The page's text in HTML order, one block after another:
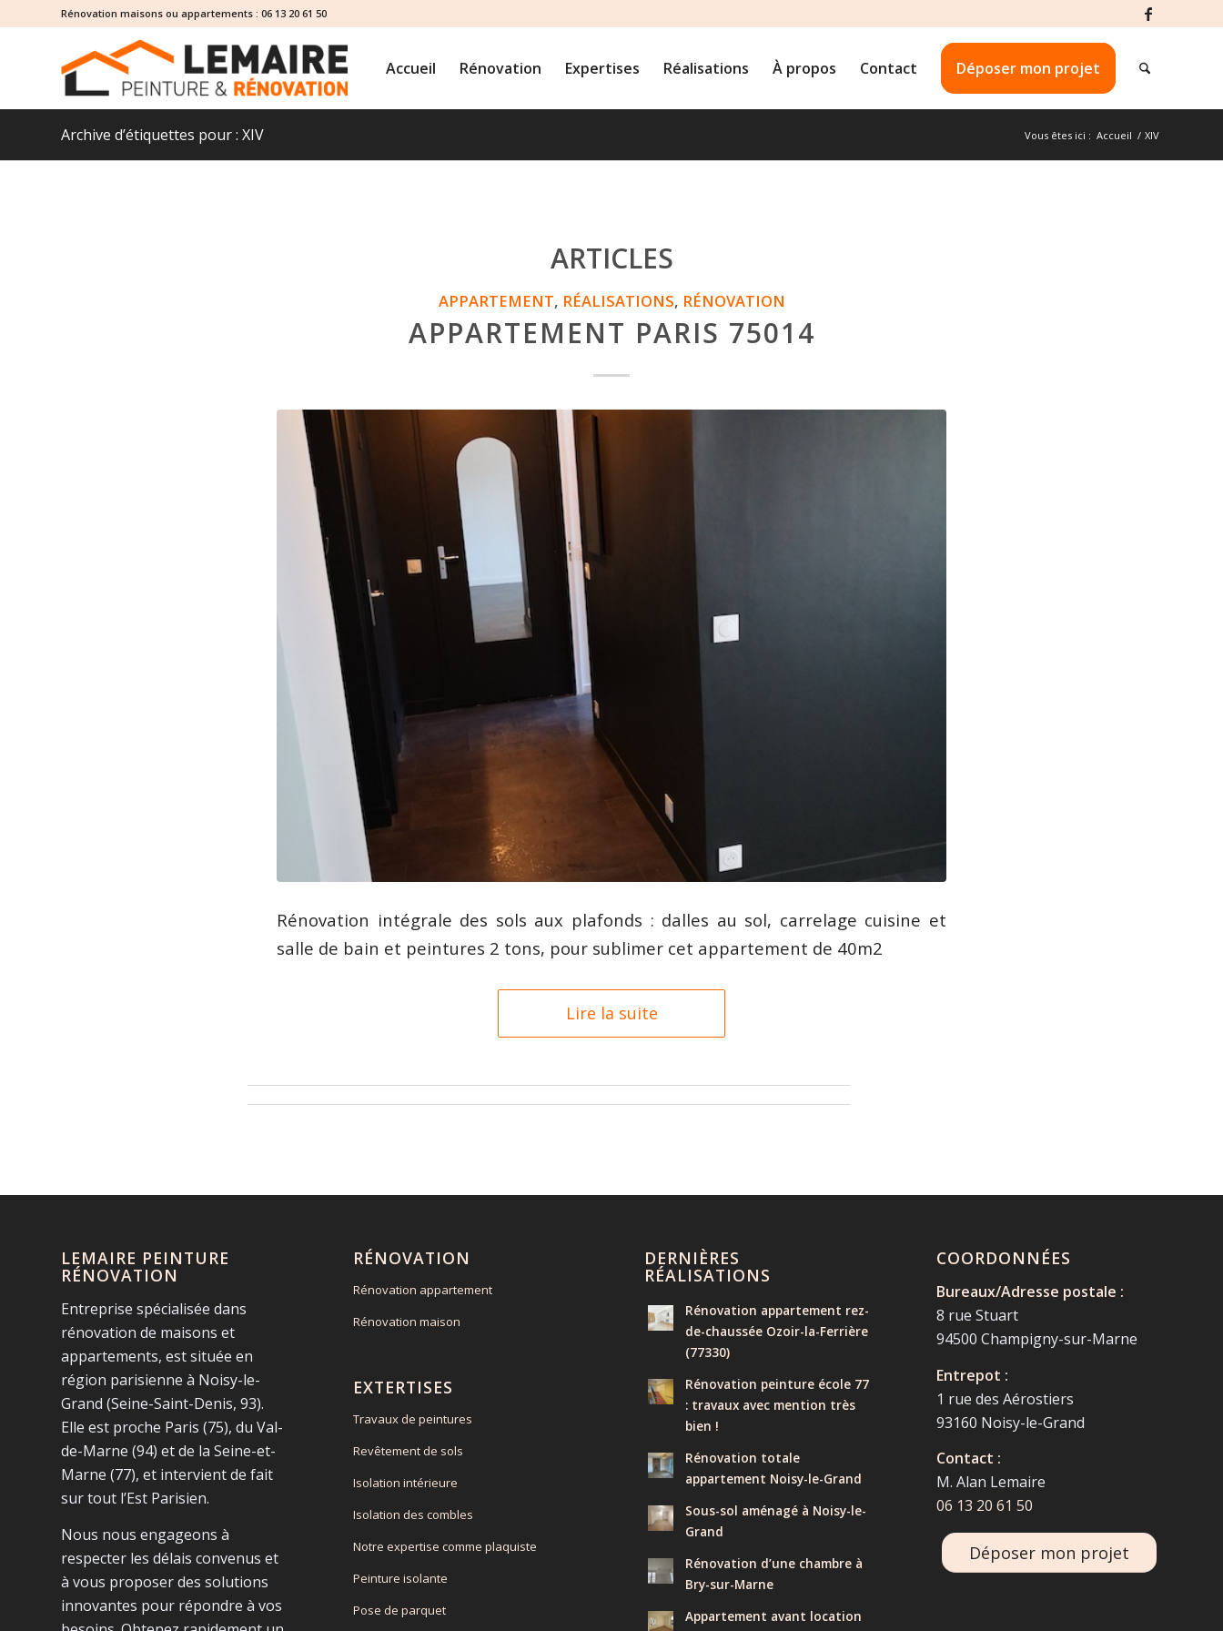
Rénovation maisons ou appartements : 06 13 20 61 50
Accueil Rénovation Expertises Réalisations À propos Contact Déposer mon projet
Archive d’étiquettes pour : XIV Vous êtes ici : Accueil / XIV
ARTICLES
APPARTEMENT, RÉALISATIONS, RÉNOVATION
APPARTEMENT PARIS 75014
Rénovation intégrale des sols aux plafonds : dalles au sol, carrelage cuisine et
salle de bain et peintures 2 tons, pour sublimer cet appartement de 40m2
Lire la suite
LEMAIRE PEINTURE
RÉNOVATION
Entreprise spécialisée dans
rénovation de maisons et
appartements, est située en
région parisienne à Noisy-le-
Grand (Seine-Saint-Denis, 93).
Elle est proche Paris (75), du Val-
de-Marne (94) et de la Seine-et-
Marne (77), et intervient de fait
sur tout l’Est Parisien.
Nous nous engageons à
respecter les délais convenus et
à vous proposer des solutions
innovantes pour répondre à vos
RÉNOVATION
Rénovation appartement
Rénovation maison
EXTERTISES
Travaux de peintures
Revêtement de sols
Isolation intérieure
Isolation des combles
Notre expertise comme plaquiste
Peinture isolante
Pose de parquet
DERNIÈRES
RÉALISATIONS
Rénovation appartement rez-
de-chaussée Ozoir-la-Ferrière
(77330)
Rénovation peinture école 77
: travaux avec mention très
bien !
Rénovation totale
appartement Noisy-le-Grand
Sous-sol aménagé à Noisy-le-
Grand
Rénovation d’une chambre à
Bry-sur-Marne
Appartement avant location
COORDONNÉES
Bureaux/Adresse postale :
8 rue Stuart
94500 Champigny-sur-Marne
Entrepot :
1 rue des Aérostiers
93160 Noisy-le-Grand
Contact :
M. Alan Lemaire
06 13 20 61 50
Déposer mon projet